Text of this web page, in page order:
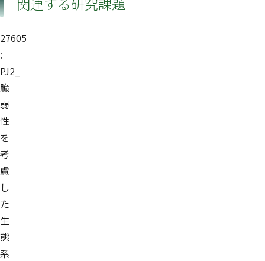
27605
:
PJ2_
脆
弱
性
を
考
慮
し
た
生
態
系